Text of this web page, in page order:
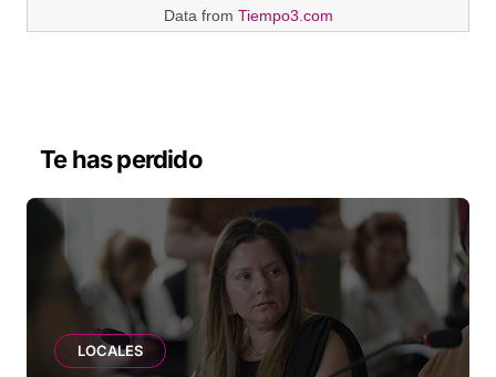
Data from Tiempo3.com
Te has perdido
LOCALES